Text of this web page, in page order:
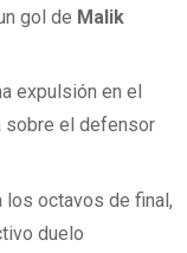
gol de Malik
expulsión en el
sobre el defensor
los octavos de final,
duelo